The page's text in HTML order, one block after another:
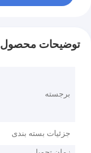
توضیحات محصول
برجسته
جزئیات بسته بندی